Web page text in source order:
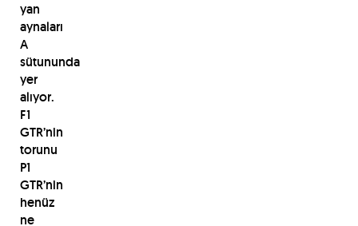
yan
aynaları
A
sütununda
yer
alıyor.
F1
GTR’nin
torunu
P1
GTR’nin
henüz
ne